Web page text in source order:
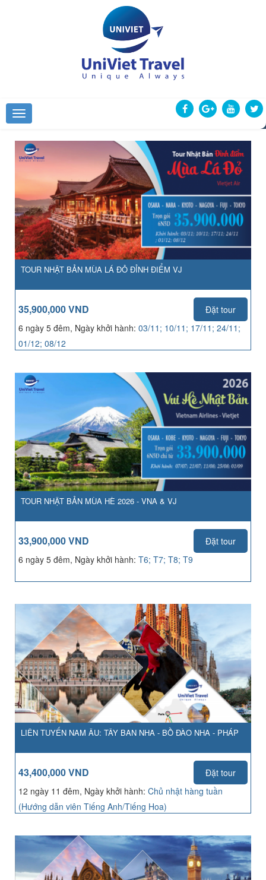
TOUR NHẬT BẢN MÙA LÁ ĐỎ ĐỈNH ĐIỂM VJ
35,900,000 VND
Đặt tour
6 ngày 5 đêm, Ngày khởi hành: 03/11; 10/11; 17/11; 24/11;
01/12; 08/12
TOUR NHẬT BẢN MÙA HÈ 2026 - VNA & VJ
33,900,000 VND
Đặt tour
6 ngày 5 đêm, Ngày khởi hành: T6; T7; T8; T9
LIÊN TUYẾN NAM ÂU: TÂY BAN NHA - BỒ ĐÀO NHA - PHÁP
43,400,000 VND
Đặt tour
12 ngày 11 đêm, Ngày khởi hành: Chủ nhật hàng tuần
(Hướng dẫn viên Tiếng Anh/Tiếng Hoa)